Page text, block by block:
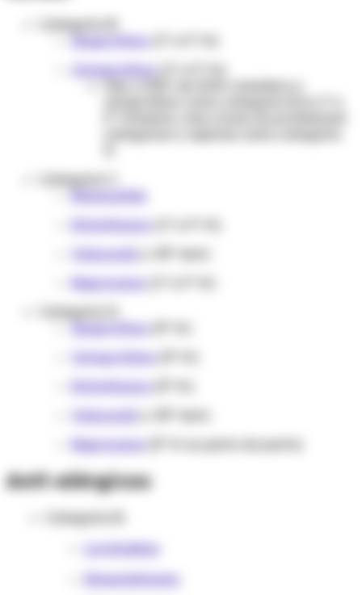
Categoria B:
Ibuprofeno
Cetoprofeno(1º e 2º tri)
Categoria C:
Nimesulida
Diclofenaco
Celecoxib
Naproxeno
Categoria D:
Ibuprofeno
Cetoprofeno
Diclofenaco
Celecoxib
Naproxeno
Anti-alérgicos
Categoria B:
Loratadina
Dimenidrinato